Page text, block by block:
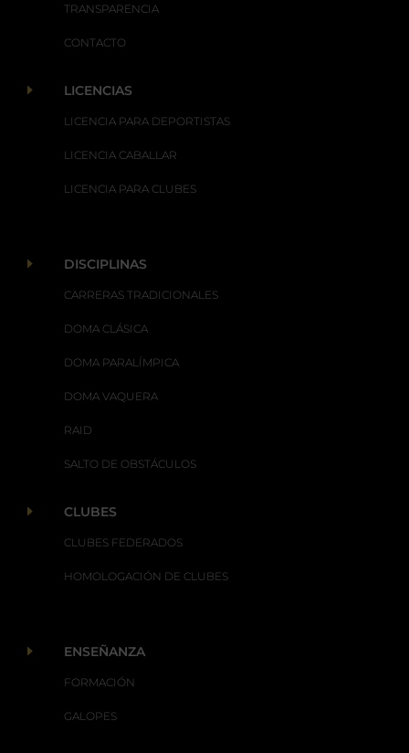
TRANSPARENCIA
CONTACTO
E LICENCIAS
LICENCIA PARA DEPORTISTAS
LICENCIA CABALLAR
LICENCIA PARA CLUBES
E DISCIPLINAS
CARRERAS TRADICIONALES
DOMA CLÁSICA
DOMA PARALÍMPICA
DOMA VAQUERA
RAID
SALTO DE OBSTÁCULOS
E CLUBES
CLUBES FEDERADOS
HOMOLOGACIÓN DE CLUBES
E ENSEÑANZA
FORMACIÓN
GALOPES